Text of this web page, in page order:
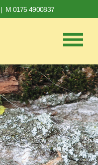
0175 4900837